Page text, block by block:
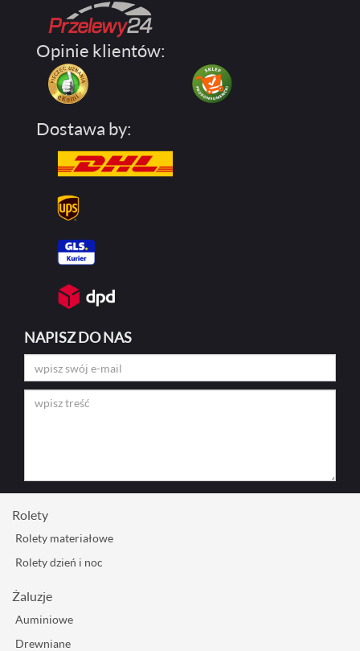
Opinie klientów:
Dostawa by:
NAPISZ DO NAS
Rolety
Rolety materiałowe
Rolety dzień i noc
Żaluzje
Auminiowe
Drewniane